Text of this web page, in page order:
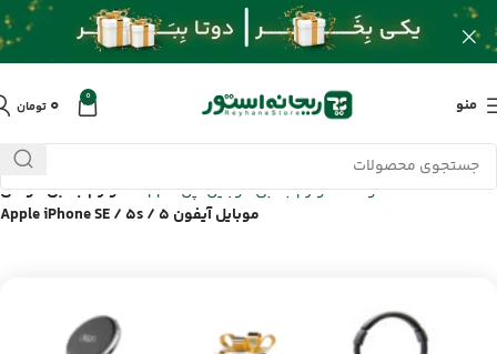
منو 0 ۰ تومان
خانه/محصولات/لوازم جانبی موبایل اپل Apple /لوازم جانبی گوشی
موبایل آیفون Apple iPhone SE / 5s / 5